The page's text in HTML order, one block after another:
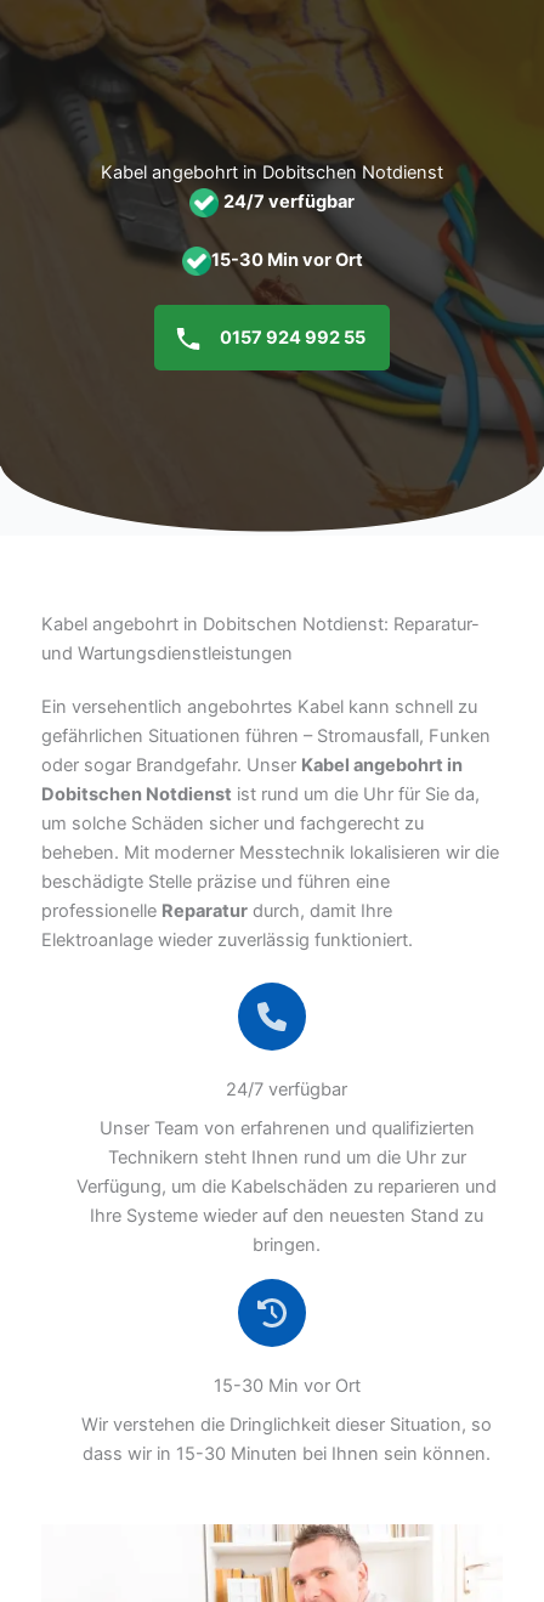
Inhalt
Kabel angebohrt in Dobitschen Notdienst
24/7 verfügbar
15-30 Min vor Ort
0157 924 992 55
Kabel angebohrt in Dobitschen Notdienst: Reparatur-
und Wartungsdienstleistungen
Ein versehentlich angebohrtes Kabel kann schnell zu
gefährlichen Situationen führen – Stromausfall, Funken
oder sogar Brandgefahr. Unser Kabel angebohrt in
Dobitschen Notdienst ist rund um die Uhr für Sie da,
um solche Schäden sicher und fachgerecht zu
beheben. Mit moderner Messtechnik lokalisieren wir die
beschädigte Stelle präzise und führen eine
professionelle Reparatur durch, damit Ihre
Elektroanlage wieder zuverlässig funktioniert.
24/7 verfügbar
Unser Team von erfahrenen und qualifizierten
Technikern steht Ihnen rund um die Uhr zur
Verfügung, um die Kabelschäden zu reparieren und
Ihre Systeme wieder auf den neuesten Stand zu
bringen.
15-30 Min vor Ort
Wir verstehen die Dringlichkeit dieser Situation, so
dass wir in 15-30 Minuten bei Ihnen sein können.